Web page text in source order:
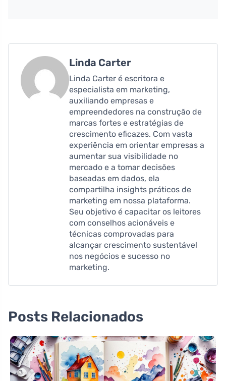
Linda Carter
Linda Carter é escritora e
especialista em marketing,
auxiliando empresas e
empreendedores na construção de
marcas fortes e estratégias de
crescimento eficazes. Com vasta
experiência em orientar empresas a
aumentar sua visibilidade no
mercado e a tomar decisões
baseadas em dados, ela
compartilha insights práticos de
marketing em nossa plataforma.
Seu objetivo é capacitar os leitores
com conselhos acionáveis ​​e
técnicas comprovadas para
alcançar crescimento sustentável
nos negócios e sucesso no
marketing.
Posts Relacionados